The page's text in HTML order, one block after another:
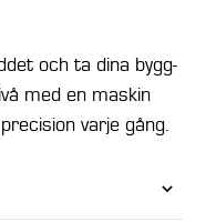
och ta dina bygg-
med en maskin
varje gång.